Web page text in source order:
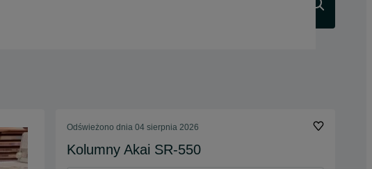
Odświeżono dnia 04 sierpnia 2026
Kolumny Akai SR-550